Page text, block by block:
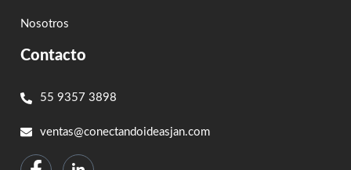
Nosotros
Contacto
55 9357 3898
ventas@conectandoideasjan.com